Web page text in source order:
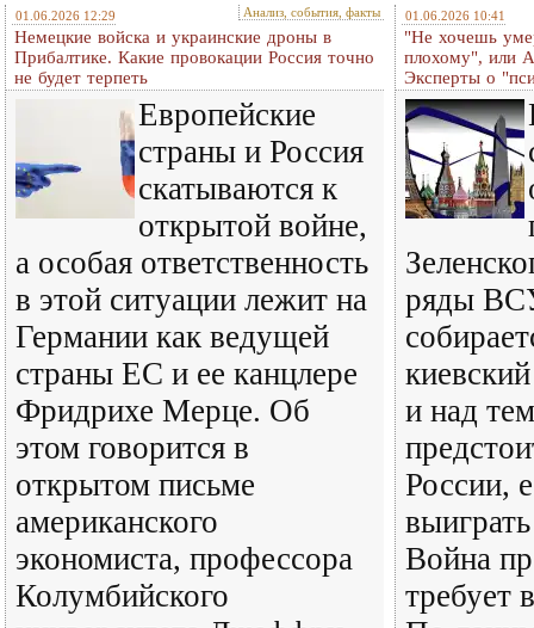
01.06.2026 12:29 Анализ, события, факты
Немецкие войска и украинские дроны в
Прибалтике. Какие провокации Россия точно
не будет терпеть
Европейские
страны и Россия
скатываются к
открытой войне,
а особая ответственность
в этой ситуации лежит на
Германии как ведущей
страны ЕС и ее канцлере
Фридрихе Мерце. Об
этом говорится в
открытом письме
американского
экономиста, профессора
Колумбийского
01.06.2026 10:41
"Не хочешь
плохому", или
Эксперты о
ряды
и над
России,
Война
требует